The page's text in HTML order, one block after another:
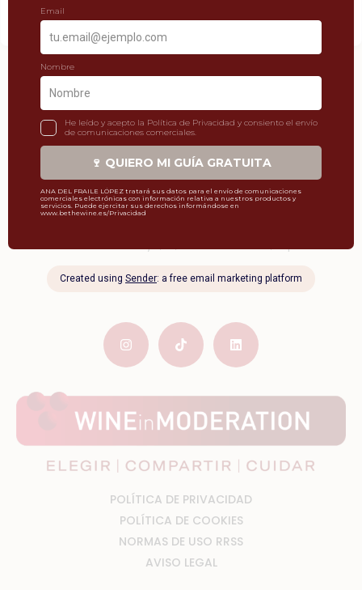
HOLA@BETHEWINE.ES
623 962 561
POLÍTICA DE PRIVACIDAD
POLÍTICA DE COOKIES
NORMAS DE USO RRSS
AVISO LEGAL